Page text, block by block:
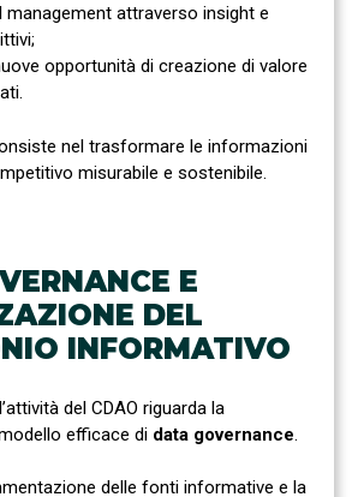
management attraverso insight e
opportunità di creazione di valore
nel trasformare le informazioni
misurabile e sostenibile.
E
DEL
INFORMATIVO
del CDAO riguarda la
efficace di data governance.
delle fonti informative e la